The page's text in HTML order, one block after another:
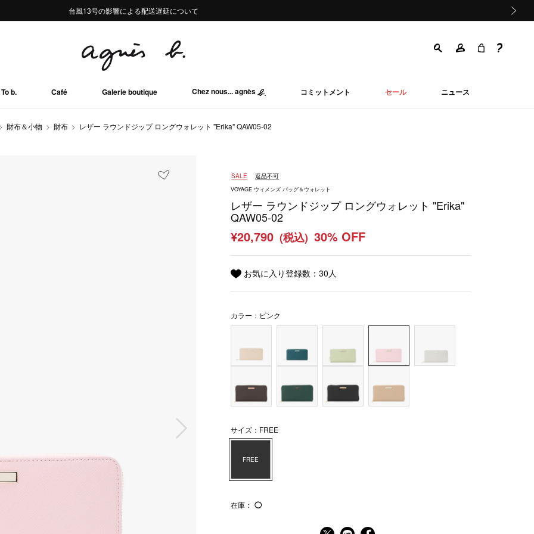
熊本地域地震の影響による配送遅延について
Summer Sale 2buy10%OFF!!
台風13号の影響による配送遅延について
熊本地域地震の影響による配送遅延について
Summer Sale 2buy10%OFF!!
To b. Café Galerie boutique Chez nous... agnès コミットメント セール ニュース
財布＆小物 財布 レザー ラウンドジップ ロングウォレット "Erika" QAW05-02
SALE 返品不可
VOYAGE ウィメンズ バッグ＆ウォレット
レザー ラウンドジップ ロングウォレット "Erika"
QAW05-02
¥20,790 (税込) 30% OFF
お気に入り登録数：30人
カラー：ピンク
サイズ：FREE
FREE
在庫： ◯